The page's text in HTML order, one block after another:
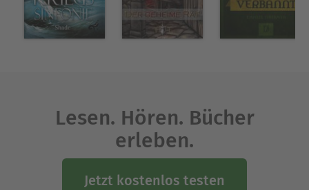
Lesen. Hören. Bücher
erleben.
Jetzt kostenlos testen